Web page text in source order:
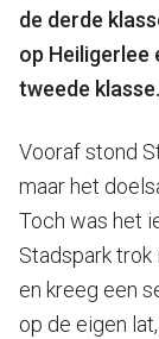
de derde
op Heiligerlee
tweede klasse.
Vooraf stond
maar het
Toch was het
Stadspark trok
en kreeg een
op de eigen